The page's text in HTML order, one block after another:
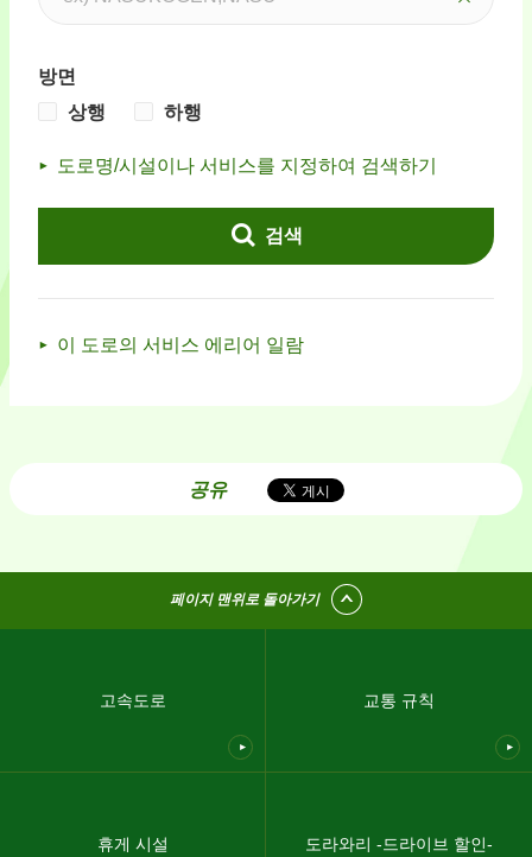
방면
상행
하행
도로명/시설이나 서비스를 지정하여 검색하기
검색
이 도로의 서비스 에리어 일람
공유
페이지 맨위로 돌아가기
고속도로 교통 규칙
휴게 시설 도라와리 -드라이브 할인-